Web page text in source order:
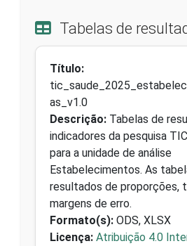
Tabelas de
Título:
as_v1.0
Descrição: Tabelas de
indicadores da pesquisa
para a unidade de análise
Estabelecimentos. As
resultados de proporções,
margens de erro.
Formato(s): ODS, XLSX
Licença: Atribuição 4.0